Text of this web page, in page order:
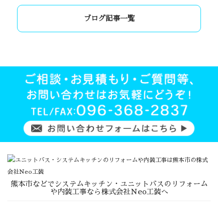
ブログ記事一覧
熊本市などでシステムキッチン・ユニットバスのリフォーム
や内装工事なら株式会社Ｎeo工装へ